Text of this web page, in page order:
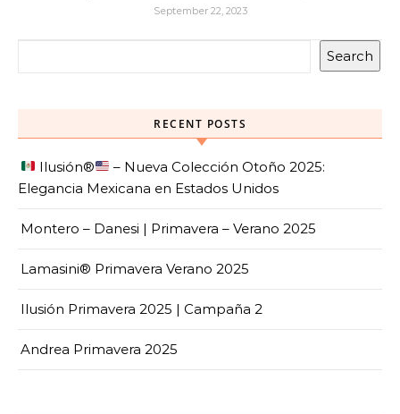
September 22, 2023
Search
RECENT POSTS
Ilusión®️
– Nueva Colección Otoño 2025:
Elegancia Mexicana en Estados Unidos
Montero – Danesi | Primavera – Verano 2025
Lamasini® Primavera Verano 2025
Ilusión Primavera 2025 | Campaña 2
Andrea Primavera 2025